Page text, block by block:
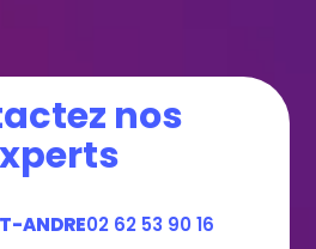
nos
ANDRE02 62 53 90 16